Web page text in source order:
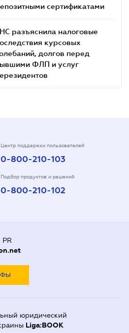
сертификатами
разъяснила налоговые
курсовых
долгов перед
ФЛП и услуг
Центр поддержки пользователей
0-800-210-103
Подбор продуктов и решений
0-800-210-102
PR
юридический
Liga:BOOK